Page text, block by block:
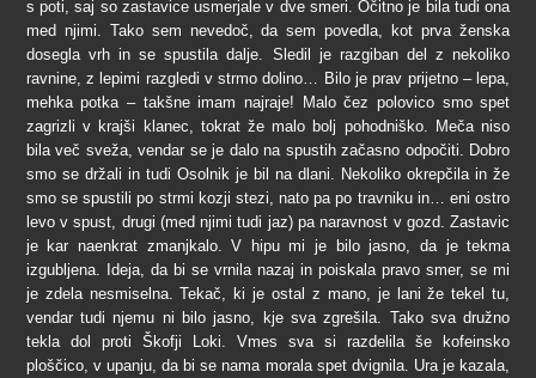
s poti, saj so zastavice usmerjale v dve smeri. Očitno je bila tudi ona
med njimi. Tako sem nevedoč, da sem povedla, kot prva ženska
dosegla vrh in se spustila dalje. Sledil je razgiban del z nekoliko
ravnine, z lepimi razgledi v strmo dolino… Bilo je prav prijetno – lepa,
mehka potka – takšne imam najraje! Malo čez polovico smo spet
zagrizli v krajši klanec, tokrat že malo bolj pohodniško. Meča niso
bila več sveža, vendar se je dalo na spustih začasno odpočiti. Dobro
smo se držali in tudi Osolnik je bil na dlani. Nekoliko okrepčila in že
smo se spustili po strmi kozji stezi, nato pa po travniku in… eni ostro
levo v spust, drugi (med njimi tudi jaz) pa naravnost v gozd. Zastavic
je kar naenkrat zmanjkalo. V hipu mi je bilo jasno, da je tekma
izgubljena. Ideja, da bi se vrnila nazaj in poiskala pravo smer, se mi
je zdela nesmiselna. Tekač, ki je ostal z mano, je lani že tekel tu,
vendar tudi njemu ni bilo jasno, kje sva zgrešila. Tako sva družno
tekla dol proti Škofji Loki. Vmes sva si razdelila še kofeinsko
ploščico, v upanju, da bi se nama morala spet dvignila. Ura je kazala,